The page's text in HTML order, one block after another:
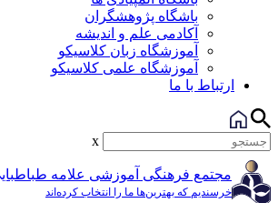
باشگاه پژوهشگران
آکادمی علم و اندیشه
آموزشگاه زبان کلاسیکو
آموزشگاه علمی کلاسیکو
ارتباط با ما
مجتمع فرهنگی آموزشی علامه طباطبایی
خرسندیم که بهترین‌ها ما را انتخاب کرده‌اند